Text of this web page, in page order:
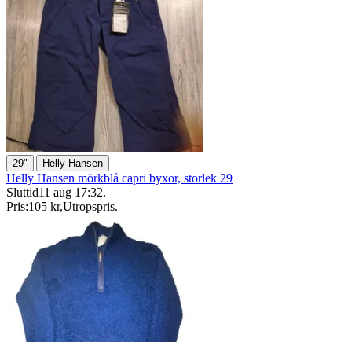
29" | Helly Hansen
Helly Hansen mörkblå capri byxor, storlek 29
Sluttid11 aug 17:32.
Pris:105 kr,Utropspris.